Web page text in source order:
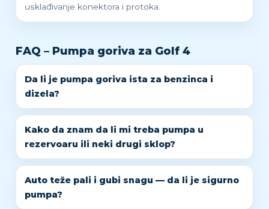
usklađivanje konektora i protoka.
FAQ – Pumpa goriva za Golf 4
Da li je pumpa goriva ista za benzinca i
dizela?
Kako da znam da li mi treba pumpa u
rezervoaru ili neki drugi sklop?
Auto teže pali i gubi snagu — da li je sigurno
pumpa?